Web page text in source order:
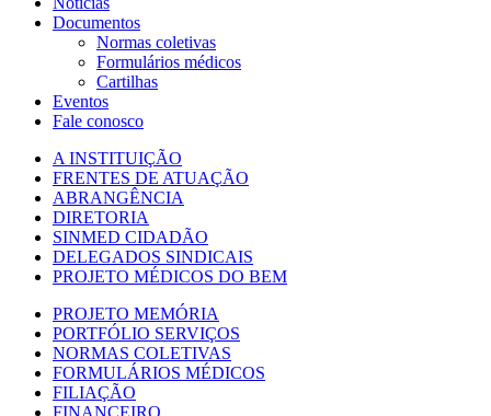
Documentos
Normas coletivas
Formulários médicos
Cartilhas
Eventos
Fale conosco
A INSTITUIÇÃO
FRENTES DE ATUAÇÃO
ABRANGÊNCIA
DIRETORIA
SINMED CIDADÃO
DELEGADOS SINDICAIS
PROJETO MÉDICOS DO BEM
PROJETO MEMÓRIA
PORTFÓLIO SERVIÇOS
NORMAS COLETIVAS
FORMULÁRIOS MÉDICOS
FILIAÇÃO